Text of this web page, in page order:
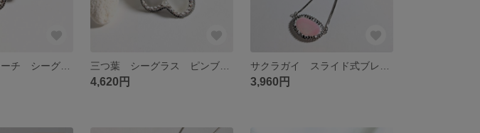
三つ葉ピンブローチ シーグラス
4,620円 3,960円